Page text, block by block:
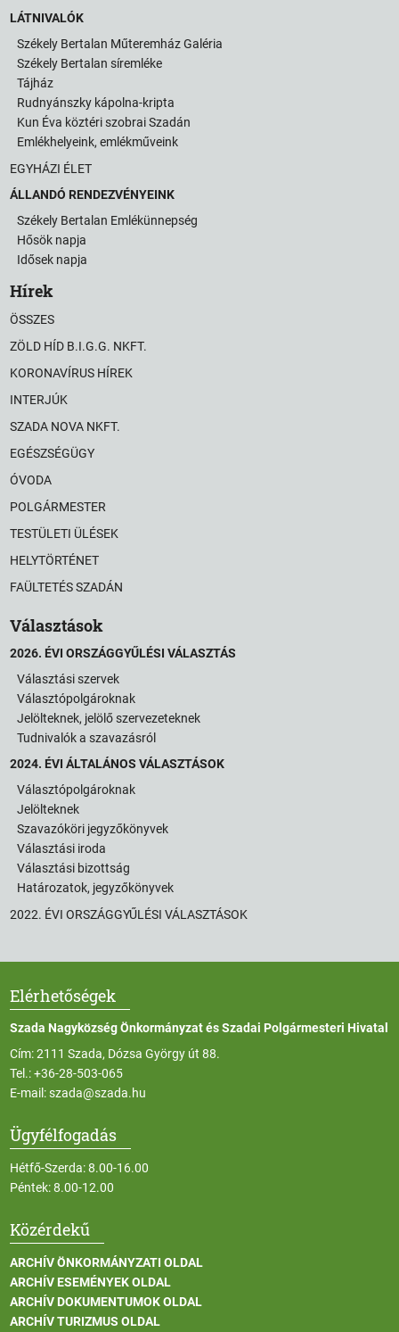
LÁTNIVALÓK
Székely Bertalan Műteremház Galéria
Székely Bertalan síremléke
Tájház
Rudnyánszky kápolna-kripta
Kun Éva köztéri szobrai Szadán
Emlékhelyeink, emlékműveink
EGYHÁZI ÉLET
ÁLLANDÓ RENDEZVÉNYEINK
Székely Bertalan Emlékünnepség
Hősök napja
Idősek napja
Hírek
ÖSSZES
ZÖLD HÍD B.I.G.G. NKFT.
KORONAVÍRUS HÍREK
INTERJÚK
SZADA NOVA NKFT.
EGÉSZSÉGÜGY
ÓVODA
POLGÁRMESTER
TESTÜLETI ÜLÉSEK
HELYTÖRTÉNET
FAÜLTETÉS SZADÁN
Választások
2026. ÉVI ORSZÁGGYŰLÉSI VÁLASZTÁS
Választási szervek
Választópolgároknak
Jelölteknek, jelölő szervezeteknek
Tudnivalók a szavazásról
2024. ÉVI ÁLTALÁNOS VÁLASZTÁSOK
Választópolgároknak
Jelölteknek
Szavazóköri jegyzőkönyvek
Választási iroda
Választási bizottság
Határozatok, jegyzőkönyvek
2022. ÉVI ORSZÁGGYŰLÉSI VÁLASZTÁSOK
Elérhetőségek
Szada Nagyközség Önkormányzat és Szadai Polgármesteri Hivatal
Cím: 2111 Szada, Dózsa György út 88.
Tel.:+36-28-503-065
E-mail:szada@szada.hu
Ügyfélfogadás
Hétfő-Szerda: 8.00-16.00
Péntek: 8.00-12.00
Közérdekű
ARCHÍV ÖNKORMÁNYZATI OLDAL
ARCHÍV ESEMÉNYEK OLDAL
ARCHÍV DOKUMENTUMOK OLDAL
ARCHÍV TURIZMUS OLDAL